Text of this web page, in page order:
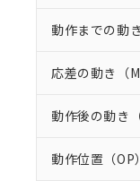
動作までの動
応差の動き（
動作後の動き
動作位置（OP）